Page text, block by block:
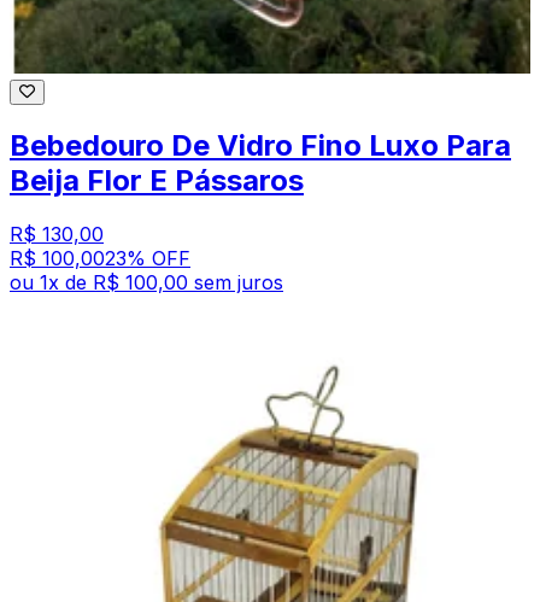
Bebedouro De Vidro Fino Luxo Para
Beija Flor E Pássaros
R$ 130,00
R$ 100,0023% OFF
ou 1x de R$ 100,00 sem juros